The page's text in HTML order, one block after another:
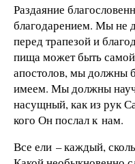
Раздаяние
благодарением. Мы не
перед трапезой и
пища может быть
апостолов, мы должны
имеем. Мы должны
насущный, как из рук
кого Он послал к нам.
Все ели – каждый,